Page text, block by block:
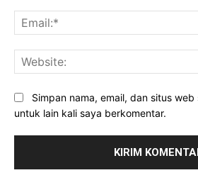
Simpan nama, email, dan situs
untuk lain kali saya berkomentar.